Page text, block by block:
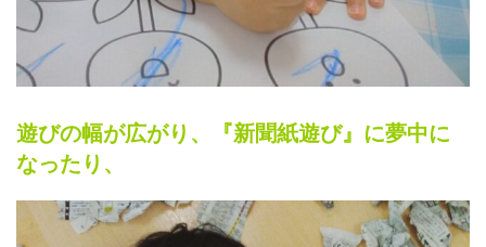
遊びの幅が広がり、『新聞紙遊び』に夢中に
なったり、